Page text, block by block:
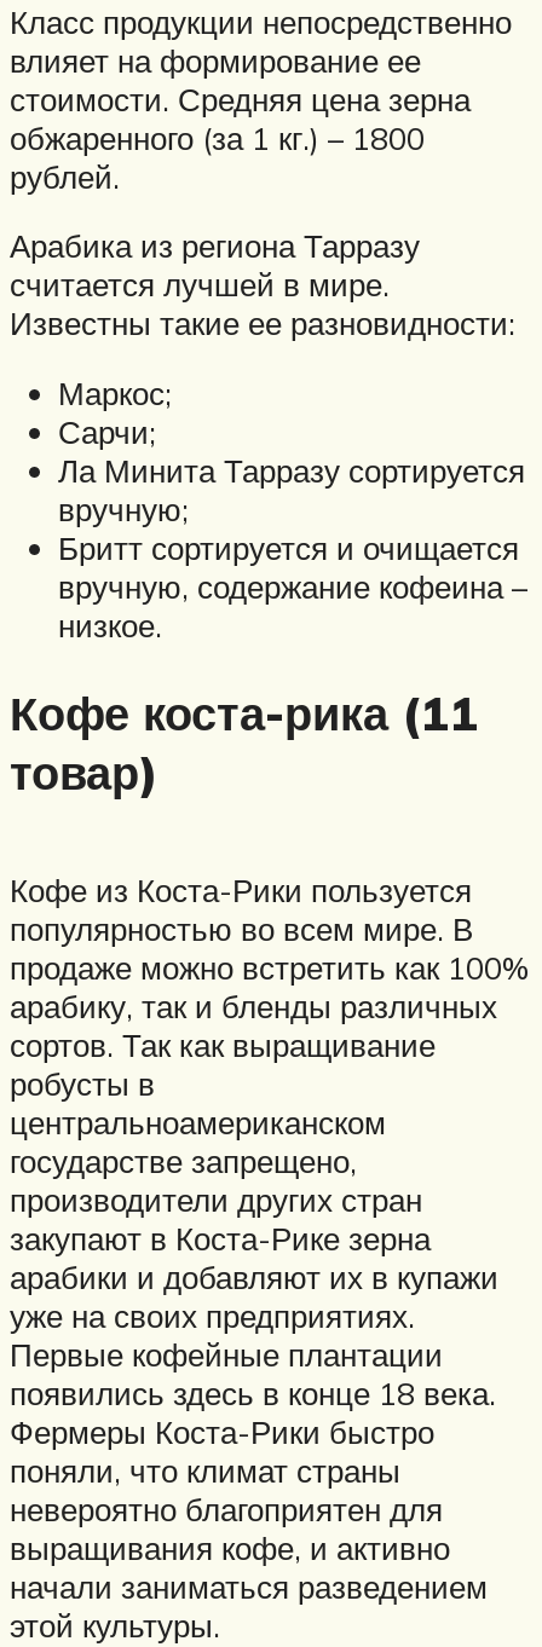
Класс продукции непосредственно
влияет на формирование ее
стоимости. Средняя цена зерна
обжаренного (за 1 кг.) – 1800
рублей.
Арабика из региона Тарразу
считается лучшей в мире.
Известны такие ее разновидности:
Маркос;
Сарчи;
Ла Минита Тарразу сортируется
вручную;
Бритт сортируется и очищается
вручную, содержание кофеина –
низкое.
Кофе коста-рика (11
товар)
Кофе из Коста-Рики пользуется
популярностью во всем мире. В
продаже можно встретить как 100%
арабику, так и бленды различных
сортов. Так как выращивание
робусты в
центральноамериканском
государстве запрещено,
производители других стран
закупают в Коста-Рике зерна
арабики и добавляют их в купажи
уже на своих предприятиях.
Первые кофейные плантации
появились здесь в конце 18 века.
Фермеры Коста-Рики быстро
поняли, что климат страны
невероятно благоприятен для
выращивания кофе, и активно
начали заниматься разведением
этой культуры.